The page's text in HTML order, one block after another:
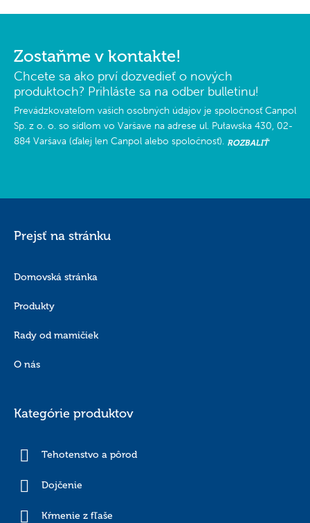
Zostaňme v kontakte!
Chcete sa ako prví dozvedieť o nových
produktoch? Prihláste sa na odber bulletinu!
Prevádzkovateľom vašich osobných údajov je spoločnosť Canpol
Sp. z o. o. so sídlom vo Varšave na adrese ul. Puławska 430, 02-
884 Varšava (ďalej len Canpol alebo spoločnosť). ROZBALIŤ
Prejsť na stránku
Domovská stránka
Produkty
Rady od mamičiek
O nás
Kategórie produktov
Tehotenstvo a pôrod
Dojčenie
Kŕmenie z fľaše